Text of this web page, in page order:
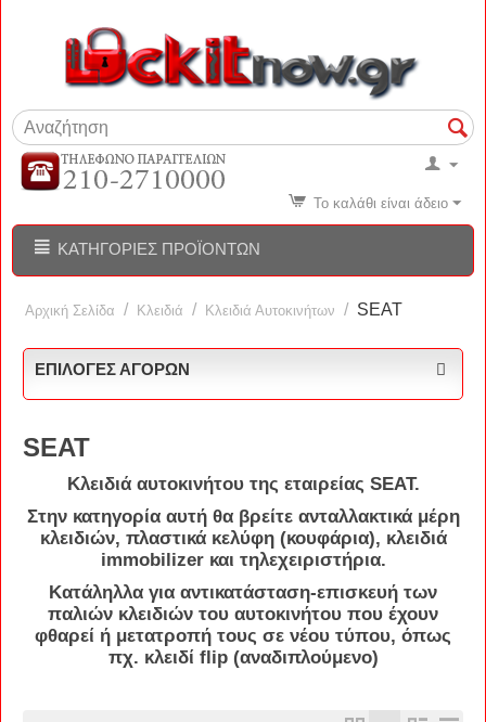
Το καλάθι είναι άδειο
ΚΑΤΗΓΟΡΊΕΣ ΠΡΟΪΌΝΤΩΝ
Αρχική Σελίδα / Κλειδιά / Κλειδιά Αυτοκινήτων / SEAT
ΕΠΙΛΟΓΈΣ ΑΓΟΡΏΝ
SEAT
Κλειδιά αυτοκινήτουτης εταιρείας SEAT.
Στην κατηγορία αυτή θα βρείτε ανταλλακτικάμέρη
κλειδιών, πλαστικά κελύφη(κουφάρια), κλειδιά
immobilizerκαι τηλεχειριστήρια.
Κατάληλλα για αντικατάσταση-επισκευή των
παλιών κλειδιών του αυτοκινήτου που έχουν
φθαρεί ή μετατροπή τους σε νέου τύπου, όπως
πχ. κλειδί flip (αναδιπλούμενο)